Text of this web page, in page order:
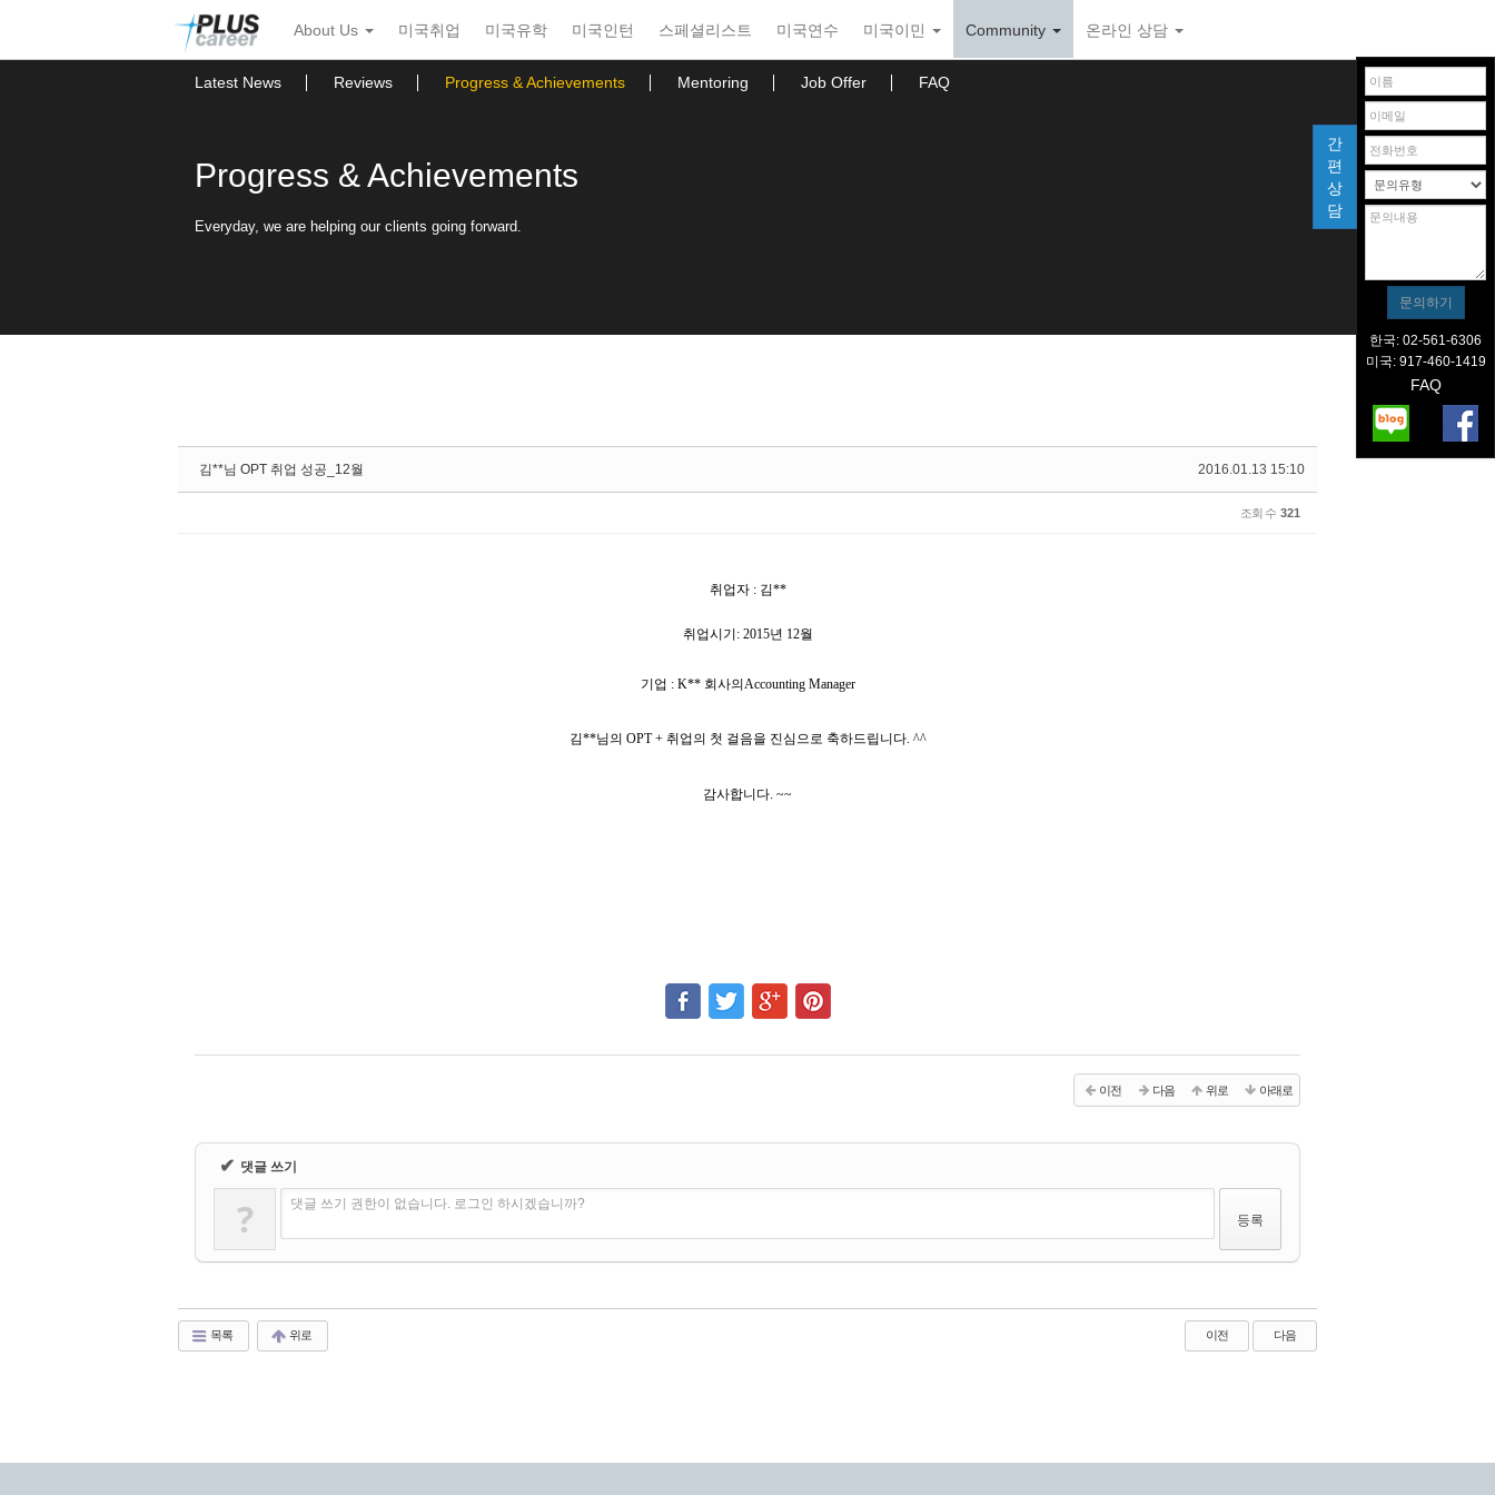
뉴
토
About Us 미국취업 미국유학 미국인턴 스페셜리스트 미국연수 미국이민 Community 온라인 상담
Latest News Reviews Progress & Achievements Mentoring Job Offer FAQ
Progress & Achievements
Everyday, we are helping our clients going forward.
2016.01.13 15:10
김**님 OPT 취업 성공_12월
조회 수 321
취업자 : 김**
취업시기: 2015년 12월
기업 : K** 회사의 Accounting Manager
김**님의 OPT + 취업의 첫 걸음을 진심으로 축하드립니다. ^^
감사합니다. ~~
이전 다음 위로 아래로
✔ 댓글 쓰기
? 댓글 쓰기 권한이 없습니다. 로그인 하시겠습니까?
목록 위로 이전 다음
간
편
상
담
한국: 02-561-6306
미국: 917-460-1419
FAQ